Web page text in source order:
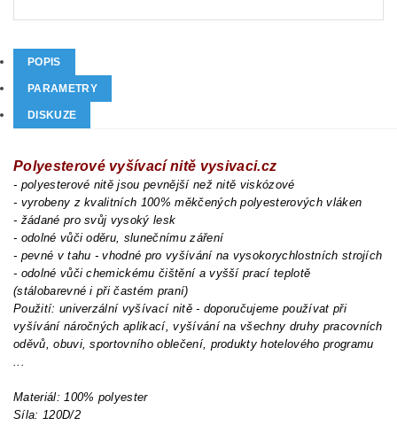
POPIS
PARAMETRY
DISKUZE
Polyesterové vyšívací nitě vysivaci.cz
- polyesterové nitě jsou pevnější než nitě viskózové
- vyrobeny z kvalitních 100% měkčených polyesterových vláken
- žádané pro svůj vysoký lesk
- odolné vůči oděru, slunečnímu záření
- pevné v tahu - vhodné pro vyšívání na vysokorychlostních strojích
- odolné vůči chemickému čištění a vyšší prací teplotě
(stálobarevné i při častém praní)
Použití: univerzální vyšívací nitě - doporučujeme používat při
vyšívání náročných aplikací, vyšívání na všechny druhy pracovních
oděvů, obuvi, sportovního oblečení, produkty hotelového programu
...
Materiál: 100% polyester
Síla: 120D/2